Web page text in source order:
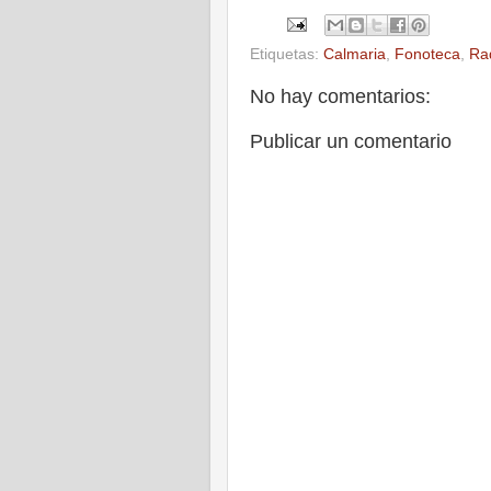
Etiquetas: Calmaria, Fonoteca,
No hay comentarios:
Publicar un comentario